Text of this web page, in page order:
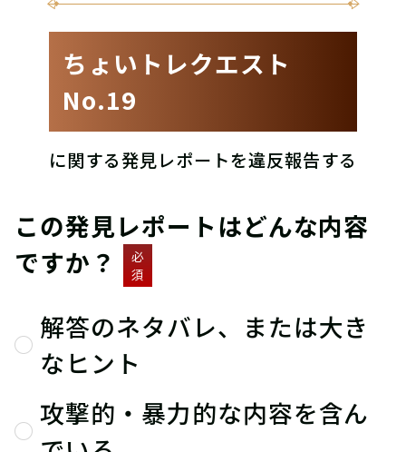
ちょいトレクエスト
No.19
に関する発見レポートを違反報告する
この発見レポートはどんな内容
ですか？
必
須
解答のネタバレ、または大き
なヒント
攻撃的・暴力的な内容を含ん